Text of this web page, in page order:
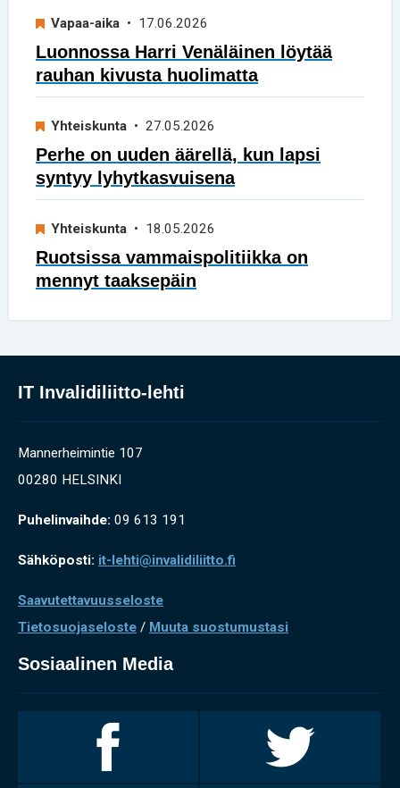
Vapaa-aika • 17.06.2026
Luonnossa Harri Venäläinen löytää
rauhan kivusta huolimatta
Yhteiskunta • 27.05.2026
Perhe on uuden äärellä, kun lapsi
syntyy lyhytkasvuisena
Yhteiskunta • 18.05.2026
Ruotsissa vammaispolitiikka on
mennyt taaksepäin
IT Invalidiliitto-lehti
Mannerheimintie 107
00280 HELSINKI
Puhelinvaihde: 09 613 191
Sähköposti: it-lehti@invalidiliitto.fi
Saavutettavuusseloste
Tietosuojaseloste / Muuta suostumustasi
Sosiaalinen Media
Facebookissa
Twitterissä